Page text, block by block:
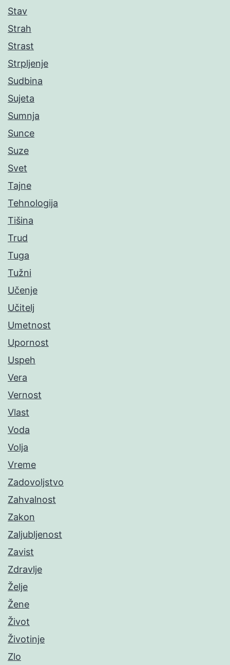
Stav
Strah
Strast
Strpljenje
Sudbina
Sujeta
Sumnja
Sunce
Suze
Svet
Tajne
Tehnologija
Tišina
Trud
Tuga
Tužni
Učenje
Učitelj
Umetnost
Upornost
Uspeh
Vera
Vernost
Vlast
Voda
Volja
Vreme
Zadovoljstvo
Zahvalnost
Zakon
Zaljubljenost
Zavist
Zdravlje
Želje
Žene
Život
Životinje
Zlo